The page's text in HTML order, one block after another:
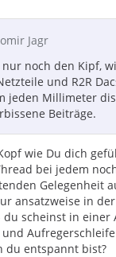
Jagr
noch den Kipf,
und R2R
jeden Millimeter
Beiträge.
wie Du dich
bei jedem
Gelegenheit
ansatzweise in
du scheinst in einer
du entspannt bist?